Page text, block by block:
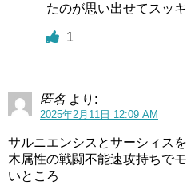
たのが思い出せてスッキ
1
匿名 より:
2025年2月11日 12:09 AM
サルニエンシスとサーシィス
木属性の戦闘不能速攻持ちで
いところ